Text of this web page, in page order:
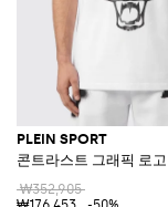
PLEIN SPORT
콘트라스트 그래픽 로
₩352,905